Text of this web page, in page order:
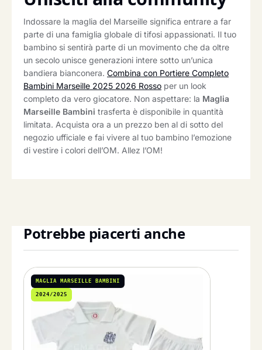
Indossare la maglia del Marseille significa entrare a far
parte di una famiglia globale di tifosi appassionati. Il tuo
bambino si sentirà parte di un movimento che da oltre
un secolo unisce generazioni intere sotto un’unica
bandiera bianconera. Combina con Portiere Completo
Bambini Marseille 2025 2026 Rosso per un look
completo da vero giocatore. Non aspettare: la Maglia
Marseille Bambini trasferta è disponibile in quantità
limitata. Acquista ora a un prezzo ben al di sotto del
negozio ufficiale e fai vivere al tuo bambino l’emozione
di vestire i colori dell’OM. Allez l’OM!
Potrebbe piacerti anche
MAGLIA MARSEILLE BAMBINI
2024/2025